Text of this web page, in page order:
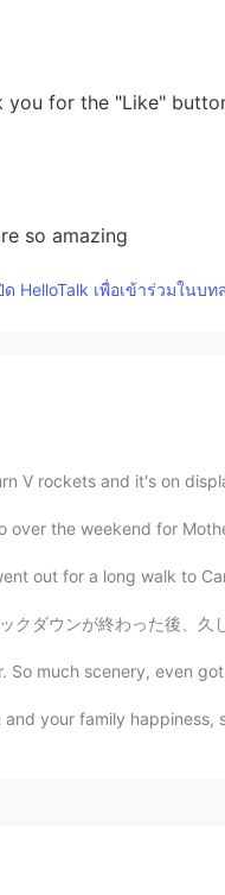
you for the "Like"
so amazing
ด HelloTalk เพื่อเข้าร่วมในบ
V rockets and it's on
over the weekend for
out for a long walk to
楽しい週末を過ごすことができました。 ビックトリ
So much scenery, even
and your family